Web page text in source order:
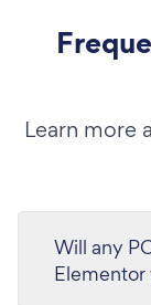
Learn more
Will any
Elementor